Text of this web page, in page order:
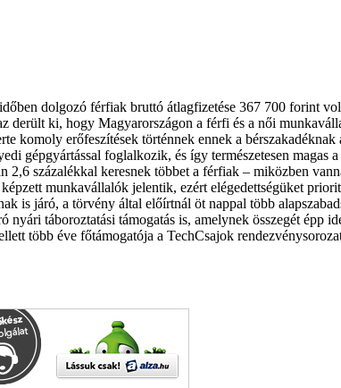
dolgozó férfiak bruttó átlagfizetése 367 700 forint
derült ki, hogy Magyarországon a férfi és a női
komoly erőfeszítések történnek ennek a
gépgyártással foglalkozik, és így természetesen
2,6 százalékkal keresnek többet a férfiak – miközben
munkavállalók jelentik, ezért elégedettségüket
is járó, a törvény által előírtnál öt nappal több
nyári táboroztatási támogatás is, amelynek összegét
több éve főtámogatója a TechCsajok